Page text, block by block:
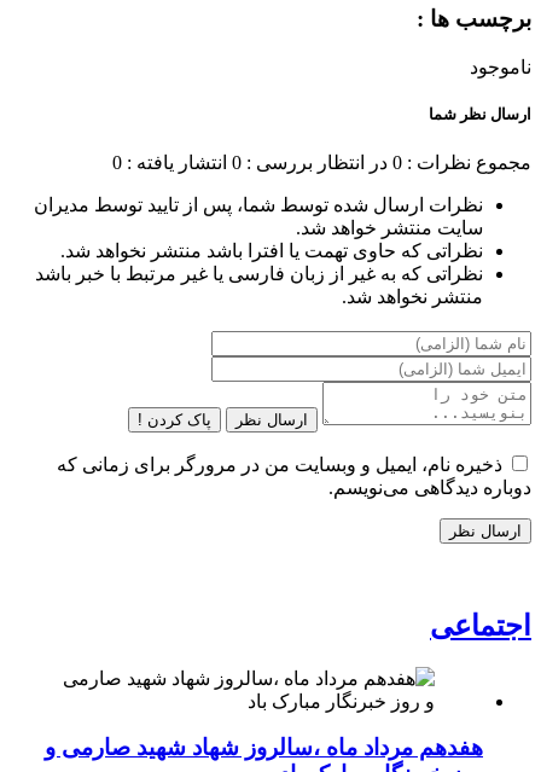
برچسب ها :
ناموجود
ارسال نظر شما
مجموع نظرات : 0 در انتظار بررسی : 0 انتشار یافته : 0
نظرات ارسال شده توسط شما، پس از تایید توسط مدیران
سایت منتشر خواهد شد.
نظراتی که حاوی تهمت یا افترا باشد منتشر نخواهد شد.
نظراتی که به غیر از زبان فارسی یا غیر مرتبط با خبر باشد
منتشر نخواهد شد.
ارسال نظر پاک کردن !
ذخیره نام، ایمیل و وبسایت من در مرورگر برای زمانی که
دوباره دیدگاهی می‌نویسم.
اجتماعی
هفدهم مرداد ماه ،سالروز شهاد شهید صارمی و